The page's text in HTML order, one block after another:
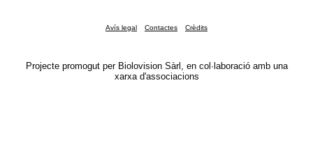
Avís legal Contactes Crèdits
Projecte promogut per Biolovision Sàrl, en col·laboració amb una
xarxa d'associacions